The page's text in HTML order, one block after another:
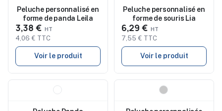
Peluche personnalisé en
forme de panda Leila
3,38 €
4,06 € TTC
Voir le produit
Peluche personnalisé en
forme de souris Lia
6,29 €
7,55 € TTC
Voir le produit